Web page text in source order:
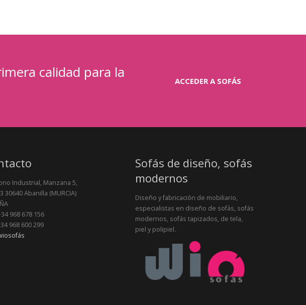
calidad para la
ACCEDER A SOFÁS
Industrial, Manzana 5,
30640 Abanilla (MURCIA)
968 678 156
968 600 299
Sofás de diseño, sofás
modernos
Diseño y fabricación de mobiliario,
especialistas en diseño de sofás, sofás
modernos, sofás tapizados, de tela,
piel y polipiel.